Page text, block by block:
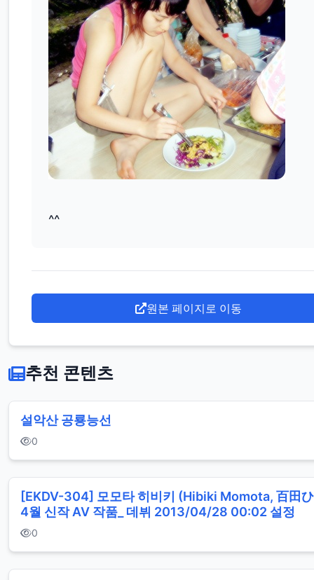
^^
원본 페이지로 이동
추천 콘텐츠
설악산 공룡능선
0
[EKDV-304] 모모타 히비키 (Hibiki Momota, 百田
4월 신작 AV 작품_ 데뷔 2013/04/28 00:02 설정
0